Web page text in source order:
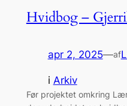
Hvidbog –
apr 2, 2025—af
i Arkiv
Før projektet omkring